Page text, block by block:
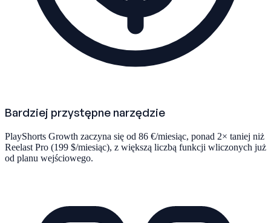
Bardziej przystępne narzędzie
PlayShorts Growth zaczyna się od 86 €/miesiąc, ponad 2× taniej niż
Reelast Pro (199 $/miesiąc), z większą liczbą funkcji wliczonych już
od planu wejściowego.